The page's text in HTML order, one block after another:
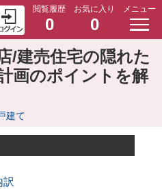
閲覧履歴
0
お気に入り
0
メニュー
/建売住宅の隠れた
画のポイントを解
建て